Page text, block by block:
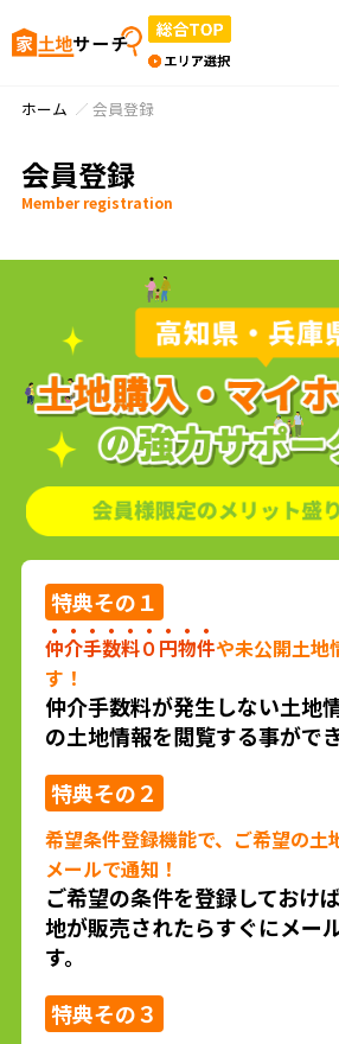
ホーム 会員登録
会員登録
Member registration
特典その１
仲介手数料０円物件や未公開土地
す！
仲介手数料が発生しない土地
の土地情報を閲覧する事ができ
特典その２
希望条件登録機能で、ご希望の土
メールで通知！
ご希望の条件を登録しておけ
地が販売されたらすぐにメー
す。
特典その３